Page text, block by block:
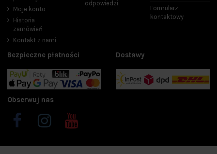
Moje konto
Historia
zamówień
Kontakt z nami
odpowiedzi
Formularz
kontaktowy
Bezpieczne płatności Dostawy
Obserwuj nas